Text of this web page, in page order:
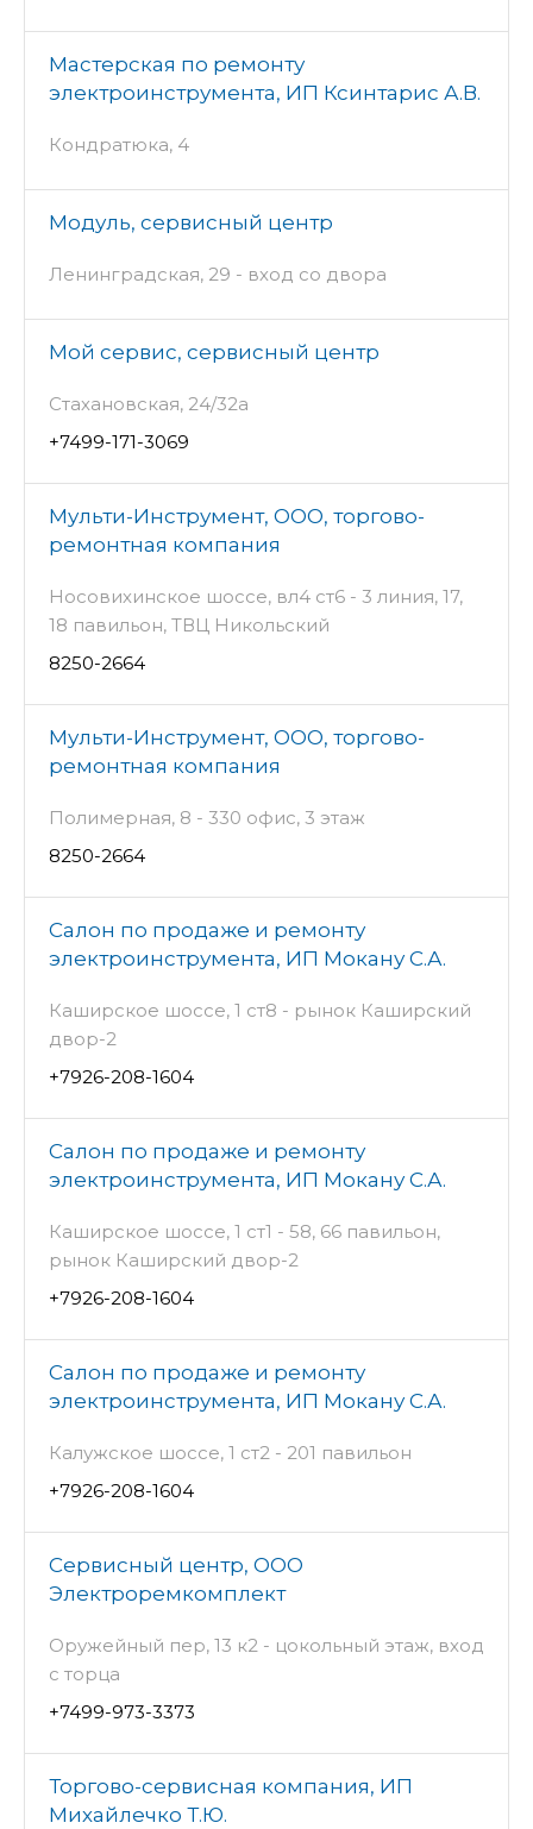
Мастерская по ремонту
электроинструмента, ИП Ксинтарис А.В.
Кондратюка, 4
Модуль, сервисный центр
Ленинградская, 29 - вход со двора
Мой сервис, сервисный центр
Стахановская, 24/32а
+7499-171-3069
Мульти-Инструмент, ООО, торгово-
ремонтная компания
Носовихинское шоссе, вл4 ст6 - 3 линия, 17,
18 павильон, ТВЦ Никольский
8250-2664
Мульти-Инструмент, ООО, торгово-
ремонтная компания
Полимерная, 8 - 330 офис, 3 этаж
8250-2664
Салон по продаже и ремонту
электроинструмента, ИП Мокану С.А.
Каширское шоссе, 1 ст8 - рынок Каширский
двор-2
+7926-208-1604
Салон по продаже и ремонту
электроинструмента, ИП Мокану С.А.
Каширское шоссе, 1 ст1 - 58, 66 павильон,
рынок Каширский двор-2
+7926-208-1604
Салон по продаже и ремонту
электроинструмента, ИП Мокану С.А.
Калужское шоссе, 1 ст2 - 201 павильон
+7926-208-1604
Сервисный центр, ООО
Электроремкомплект
Оружейный пер, 13 к2 - цокольный этаж, вход
с торца
+7499-973-3373
Торгово-сервисная компания, ИП
Михайлечко Т.Ю.